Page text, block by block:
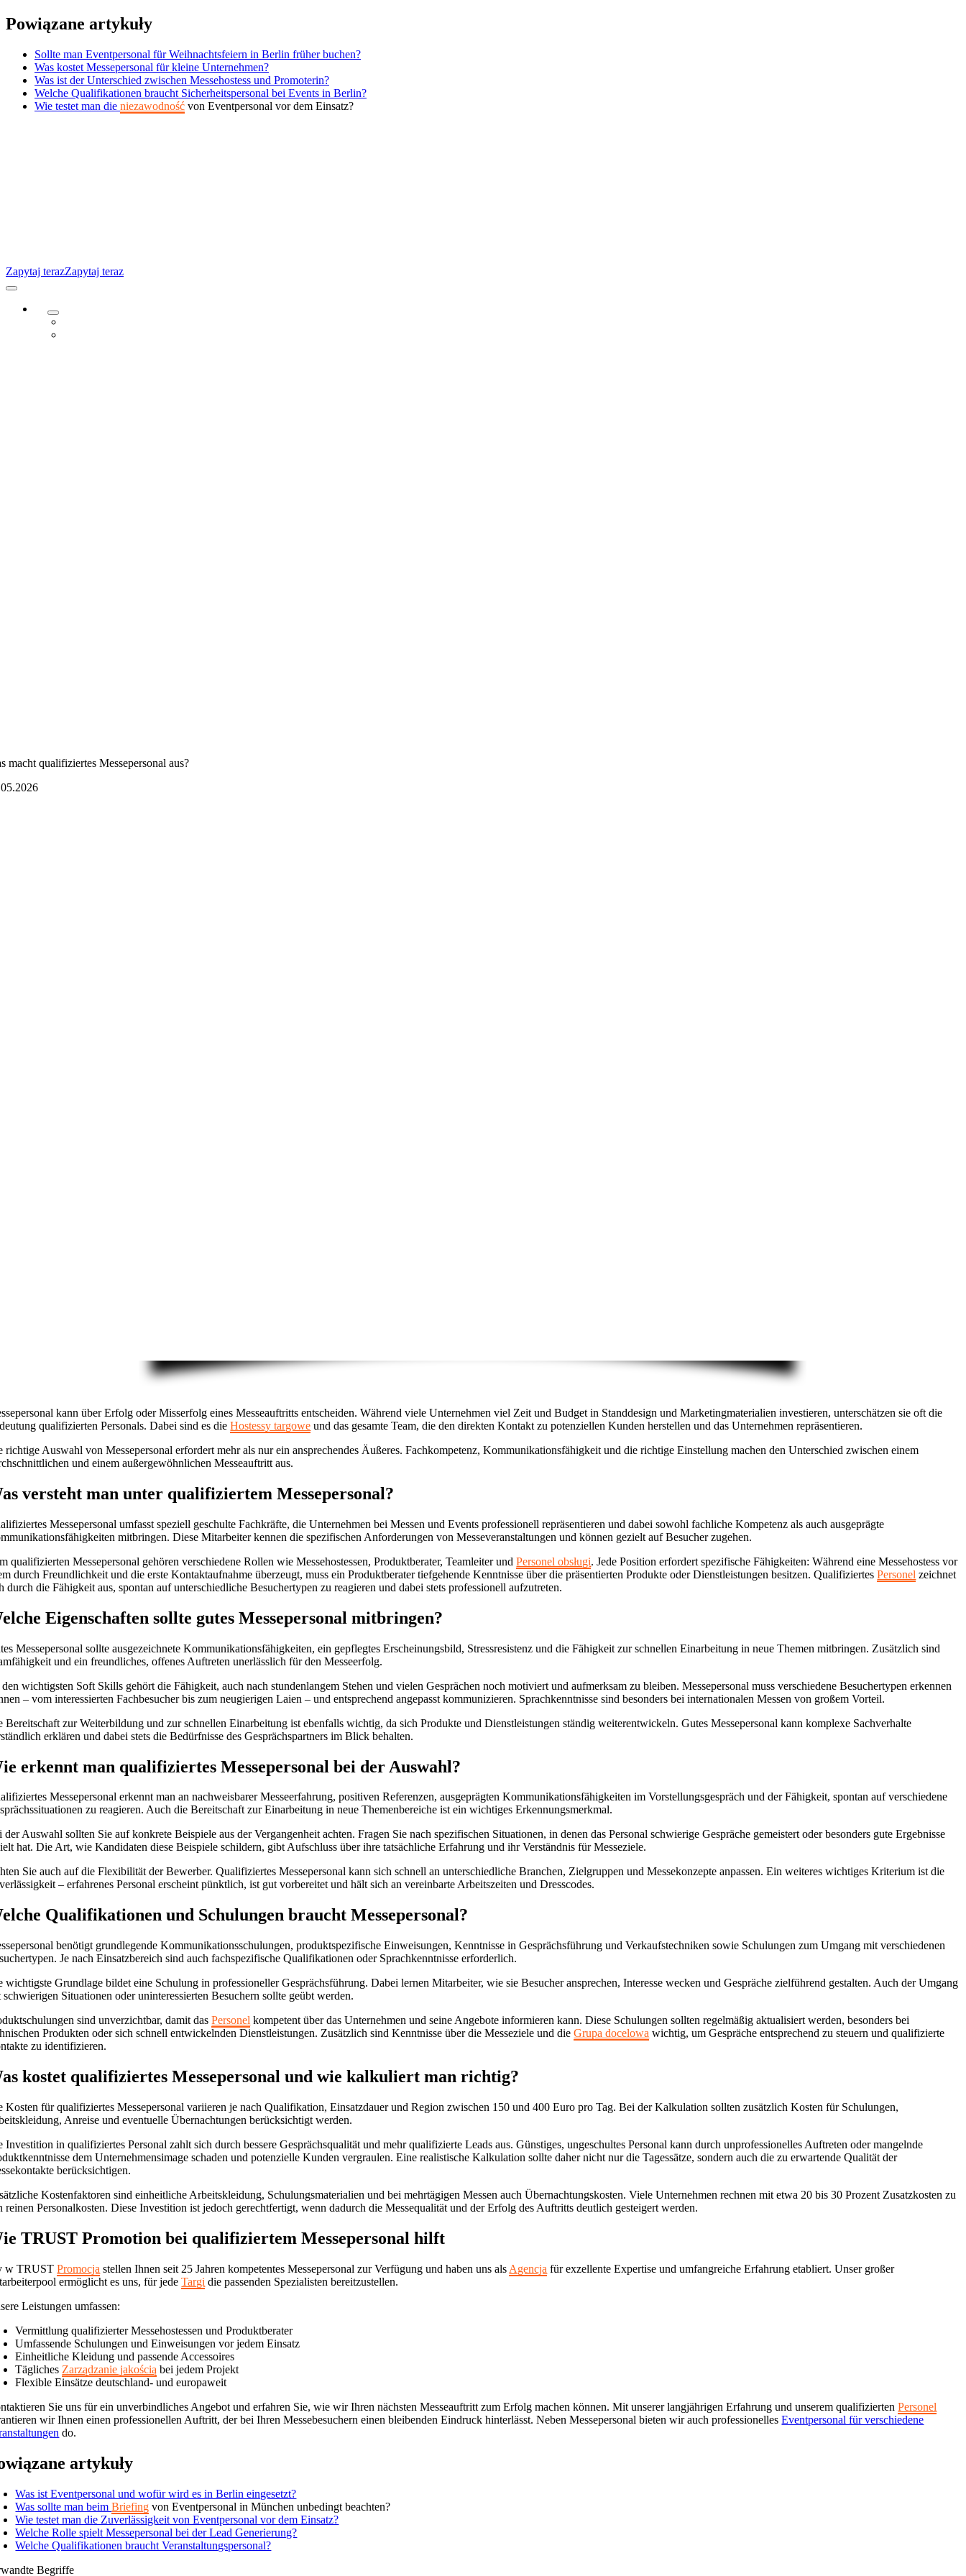
Przejdź
do
Zapytaj terazZapytaj teraz
Przełącz
Powiązane artykuły
Sollte man Eventpersonal für Weihnachtsfeiern in Berlin früher buchen?
Was kostet Messepersonal für kleine Unternehmen?
Was ist der Unterschied zwischen Messehostess und Promoterin?
Welche Qualifikationen braucht Sicherheitspersonal bei Events in Berlin?
Wie testet man die niezawodność von Eventpersonal vor dem Einsatz?
macht qualifiziertes Messepersonal aus?
kann über Erfolg oder Misserfolg eines Messeauftritts entscheiden. Während viele Unternehmen viel Zeit und Budget in Standdesign und Marketingmaterialien investieren, unterschätzen sie oft die
qualifizierten Personals. Dabei sind es dieHostessy targowe und das gesamte Team, die den direkten Kontakt zu potenziellen Kunden herstellen und das Unternehmen repräsentieren.
richtige Auswahl von Messepersonal erfordert mehr als nur ein ansprechendes Äußeres. Fachkompetenz, Kommunikationsfähigkeit und die richtige Einstellung machen den Unterschied zwischen einem
und einem außergewöhnlichen Messeauftritt aus.
versteht man unter qualifiziertem Messepersonal?
Messepersonal umfasst speziell geschulte Fachkräfte, die Unternehmen bei Messen und Events professionell repräsentieren und dabei sowohl fachliche Kompetenz als auch ausgeprägte
mitbringen. Diese Mitarbeiter kennen die spezifischen Anforderungen von Messeveranstaltungen und können gezielt auf Besucher zugehen.
qualifizierten Messepersonal gehören verschiedene Rollen wie Messehostessen, Produktberater, Teamleiter undPersonel obsługi. Jede Position erfordert spezifische Fähigkeiten: Während eine Messehostess vor
durch Freundlichkeit und die erste Kontaktaufnahme überzeugt, muss ein Produktberater tiefgehende Kenntnisse über die präsentierten Produkte oder Dienstleistungen besitzen. QualifiziertesPersonel zeichnet
durch die Fähigkeit aus, spontan auf unterschiedliche Besuchertypen zu reagieren und dabei stets professionell aufzutreten.
Eigenschaften sollte gutes Messepersonal mitbringen?
Messepersonal sollte ausgezeichnete Kommunikationsfähigkeiten, ein gepflegtes Erscheinungsbild, Stressresistenz und die Fähigkeit zur schnellen Einarbeitung in neue Themen mitbringen. Zusätzlich sind
und ein freundliches, offenes Auftreten unerlässlich für den Messeerfolg.
wichtigsten Soft Skills gehört die Fähigkeit, auch nach stundenlangem Stehen und vielen Gesprächen noch motiviert und aufmerksam zu bleiben. Messepersonal muss verschiedene Besuchertypen erkennen
– vom interessierten Fachbesucher bis zum neugierigen Laien – und entsprechend angepasst kommunizieren. Sprachkenntnisse sind besonders bei internationalen Messen von großem Vorteil.
Bereitschaft zur Weiterbildung und zur schnellen Einarbeitung ist ebenfalls wichtig, da sich Produkte und Dienstleistungen ständig weiterentwickeln. Gutes Messepersonal kann komplexe Sachverhalte
erklären und dabei stets die Bedürfnisse des Gesprächspartners im Blick behalten.
erkennt man qualifiziertes Messepersonal bei der Auswahl?
Messepersonal erkennt man an nachweisbarer Messeerfahrung, positiven Referenzen, ausgeprägten Kommunikationsfähigkeiten im Vorstellungsgespräch und der Fähigkeit, spontan auf verschiedene
zu reagieren. Auch die Bereitschaft zur Einarbeitung in neue Themenbereiche ist ein wichtiges Erkennungsmerkmal.
der Auswahl sollten Sie auf konkrete Beispiele aus der Vergangenheit achten. Fragen Sie nach spezifischen Situationen, in denen das Personal schwierige Gespräche gemeistert oder besonders gute Ergebnisse
hat. Die Art, wie Kandidaten diese Beispiele schildern, gibt Aufschluss über ihre tatsächliche Erfahrung und ihr Verständnis für Messeziele.
Sie auch auf die Flexibilität der Bewerber. Qualifiziertes Messepersonal kann sich schnell an unterschiedliche Branchen, Zielgruppen und Messekonzepte anpassen. Ein weiteres wichtiges Kriterium ist die
– erfahrenes Personal erscheint pünktlich, ist gut vorbereitet und hält sich an vereinbarte Arbeitszeiten und Dresscodes.
Qualifikationen und Schulungen braucht Messepersonal?
benötigt grundlegende Kommunikationsschulungen, produktspezifische Einweisungen, Kenntnisse in Gesprächsführung und Verkaufstechniken sowie Schulungen zum Umgang mit verschiedenen
Je nach Einsatzbereich sind auch fachspezifische Qualifikationen oder Sprachkenntnisse erforderlich.
wichtigste Grundlage bildet eine Schulung in professioneller Gesprächsführung. Dabei lernen Mitarbeiter, wie sie Besucher ansprechen, Interesse wecken und Gespräche zielführend gestalten. Auch der Umgang
schwierigen Situationen oder uninteressierten Besuchern sollte geübt werden.
sind unverzichtbar, damit dasPersonel kompetent über das Unternehmen und seine Angebote informieren kann. Diese Schulungen sollten regelmäßig aktualisiert werden, besonders bei
Produkten oder sich schnell entwickelnden Dienstleistungen. Zusätzlich sind Kenntnisse über die Messeziele und dieGrupa docelowa wichtig, um Gespräche entsprechend zu steuern und qualifizierte
zu identifizieren.
kostet qualifiziertes Messepersonal und wie kalkuliert man richtig?
Kosten für qualifiziertes Messepersonal variieren je nach Qualifikation, Einsatzdauer und Region zwischen 150 und 400 Euro pro Tag. Bei der Kalkulation sollten zusätzlich Kosten für Schulungen,
Anreise und eventuelle Übernachtungen berücksichtigt werden.
Investition in qualifiziertes Personal zahlt sich durch bessere Gesprächsqualität und mehr qualifizierte Leads aus. Günstiges, ungeschultes Personal kann durch unprofessionelles Auftreten oder mangelnde
dem Unternehmensimage schaden und potenzielle Kunden vergraulen. Eine realistische Kalkulation sollte daher nicht nur die Tagessätze, sondern auch die zu erwartende Qualität der
berücksichtigen.
Kostenfaktoren sind einheitliche Arbeitskleidung, Schulungsmaterialien und bei mehrtägigen Messen auch Übernachtungskosten. Viele Unternehmen rechnen mit etwa 20 bis 30 Prozent Zusatzkosten zu
reinen Personalkosten. Diese Investition ist jedoch gerechtfertigt, wenn dadurch die Messequalität und der Erfolg des Auftritts deutlich gesteigert werden.
TRUST Promotion bei qualifiziertem Messepersonal hilft
w TRUSTPromocja stellen Ihnen seit 25 Jahren kompetentes Messepersonal zur Verfügung und haben uns als Agencja für exzellente Expertise und umfangreiche Erfahrung etabliert. Unser großer
ermöglicht es uns, für jedeTargi die passenden Spezialisten bereitzustellen.
Leistungen umfassen:
Vermittlung qualifizierter Messehostessen und Produktberater
Umfassende Schulungen und Einweisungen vor jedem Einsatz
Einheitliche Kleidung und passende Accessoires
Tägliches Zarządzanie jakością bei jedem Projekt
Flexible Einsätze deutschland- und europaweit
Sie uns für ein unverbindliches Angebot und erfahren Sie, wie wir Ihren nächsten Messeauftritt zum Erfolg machen können. Mit unserer langjährigen Erfahrung und unserem qualifiziertenPersonel
wir Ihnen einen professionellen Auftritt, der bei Ihren Messebesuchern einen bleibenden Eindruck hinterlässt. Neben Messepersonal bieten wir auch professionellesEventpersonal für verschiedene
do.
artykuły
Was ist Eventpersonal und wofür wird es in Berlin eingesetzt?
Was sollte man beimBriefing von Eventpersonal in München unbedingt beachten?
Wie testet man die Zuverlässigkeit von Eventpersonal vor dem Einsatz?
Welche Rolle spielt Messepersonal bei der Lead Generierung?
Welche Qualifikationen braucht Veranstaltungspersonal?
Begriffe